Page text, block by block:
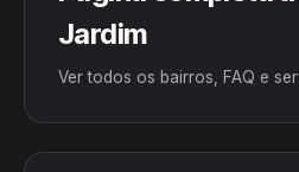
Jardim
Ver todos os bairros, FAQ e